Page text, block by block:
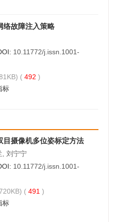
络故障注入策略
10.11772/j.issn.1001-
( 492 )
标
目摄像机多位姿标定方法
, 刘宁宁
10.11772/j.issn.1001-
( 491 )
标